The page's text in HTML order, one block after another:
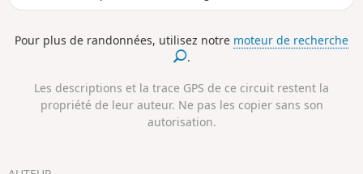
Pour plus de randonnées, utilisez notre moteur de recherche
.
Les descriptions et la trace GPS de ce circuit restent la
propriété de leur auteur. Ne pas les copier sans son
autorisation.